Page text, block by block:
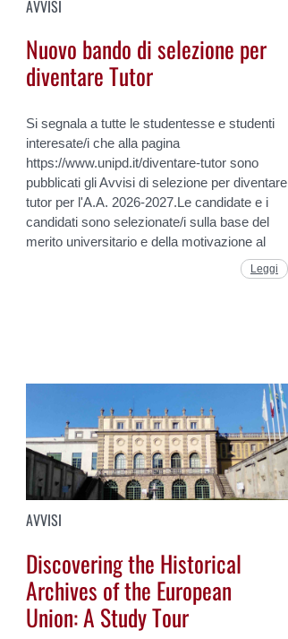
AVVISI
Nuovo bando di selezione per
diventare Tutor
Si segnala a tutte le studentesse e studenti
interesate/i che alla pagina
https://www.unipd.it/diventare-tutor sono
pubblicati gli Avvisi di selezione per diventare
tutor per l'A.A. 2026-2027.Le candidate e i
candidati sono selezionate/i sulla base del
merito universitario e della motivazione al
Leggi
AVVISI
Discovering the Historical
Archives of the European
Union: A Study Tour